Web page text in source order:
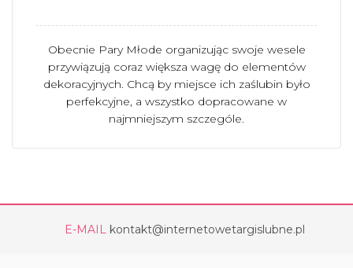
Obecnie Pary Młode organizując swoje wesele
przywiązują coraz większa wagę do elementów
dekoracyjnych. Chcą by miejsce ich zaślubin było
perfekcyjne, a wszystko dopracowane w
najmniejszym szczególe.
E-MAIL kontakt@internetowetargislubne.pl